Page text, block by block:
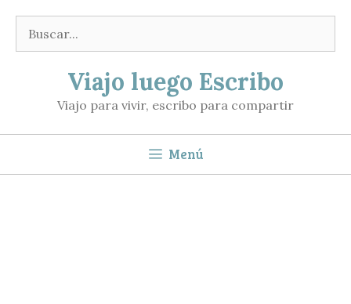
contenido
Buscar:
Viajo luego Escribo
Viajo para vivir, escribo para compartir
Menú